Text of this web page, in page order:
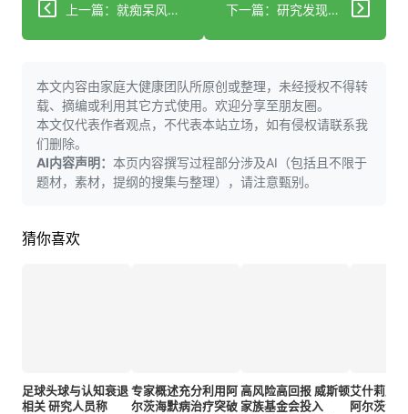
上一篇：就痴呆风险而言 可能不存在安全饮酒量 下一篇：研究发现任何量的酒精都可能增加痴呆症风险
本文内容由家庭大健康团队所原创或整理，未经授权不得转
载、摘编或利用其它方式使用。欢迎分享至朋友圈。
本文仅代表作者观点，不代表本站立场，如有侵权请联系我
们删除。
AI内容声明： 本页内容撰写过程部分涉及AI（包括且不限于
题材，素材，提纲的搜集与整理），请注意甄别。
猜你喜欢
足球头球与认知衰退
相关 研究人员称
专家概述充分利用阿
尔茨海默病治疗突破
高风险高回报 威斯顿
家族基金会投入
艾什莉威
阿尔茨海